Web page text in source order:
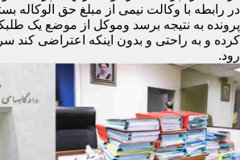
در رابطه با وکالت نیمی از مبلغ حق الوکاله
پرونده به نتیجه برسد وموکل از موضع یک
کرده و به راحتی و بدون اینکه اعتراضی کند
رود.